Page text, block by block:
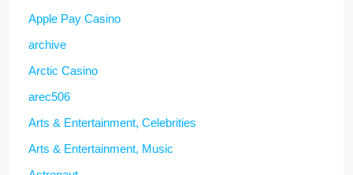
Apple Pay Casino
archive
Arctic Casino
arec506
Arts & Entertainment, Celebrities
Arts & Entertainment, Music